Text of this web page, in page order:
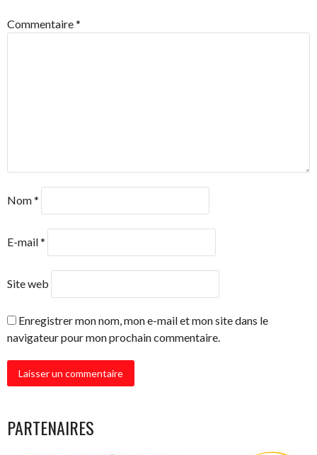
Commentaire*
Nom*
E-mail*
Site web
Enregistrer mon nom, mon e-mail et mon site dans le
navigateur pour mon prochain commentaire.
PARTENAIRES